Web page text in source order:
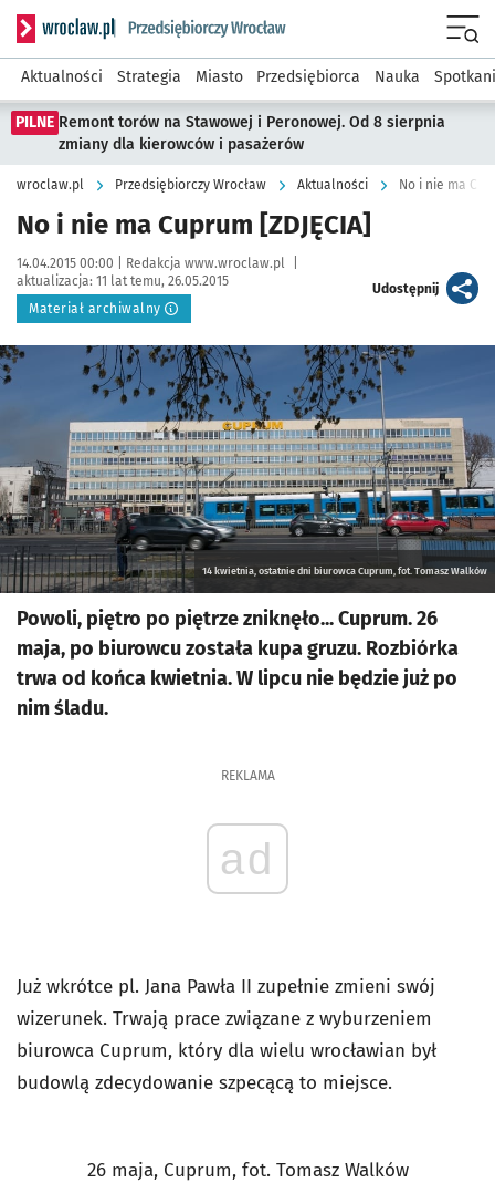
Serwis informacyjny wroclaw.pl podserwis: Strategia
Aktualności Strategia Miasto Przedsiębiorca Nauka
PILNE Remont torów na Stawowej i Peronowej. Od 8 sierpnia
zmiany dla kierowców i pasażerów
wroclaw.pl Przedsiębiorczy Wrocław Aktualności No i nie ma
No i nie ma Cuprum [ZDJĘCIA]
Data publikacji:
14.04.2015 00:00 | Autor:
Redakcja www.wroclaw.pl
aktualizacja: 11 lat temu, 26.05.2015
Materiał archiwalny
Udostępnijartykuł
Kliknij, aby powiększyć
14 kwietnia, ostatnie dni biurowca Cuprum, fot. Tomasz Walków
Powoli, piętro po piętrze zniknęło... Cuprum. 26
maja, po biurowcu została kupa gruzu. Rozbiórka
trwa od końca kwietnia. W lipcu nie będzie już po
nim śladu.
REKLAMA
ad
Już wkrótce pl. Jana Pawła II zupełnie zmieni swój
wizerunek. Trwają prace związane z wyburzeniem
biurowca Cuprum, który dla wielu wrocławian był
budowlą zdecydowanie szpecącą to miejsce.
26 maja, Cuprum, fot. Tomasz Walków